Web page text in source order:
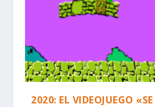
2020: EL VIDEOJUEGO